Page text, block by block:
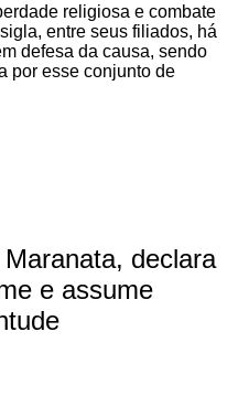
religiosa e combate
entre seus filiados, há
defesa da causa, sendo
por esse conjunto de
declara
e assume